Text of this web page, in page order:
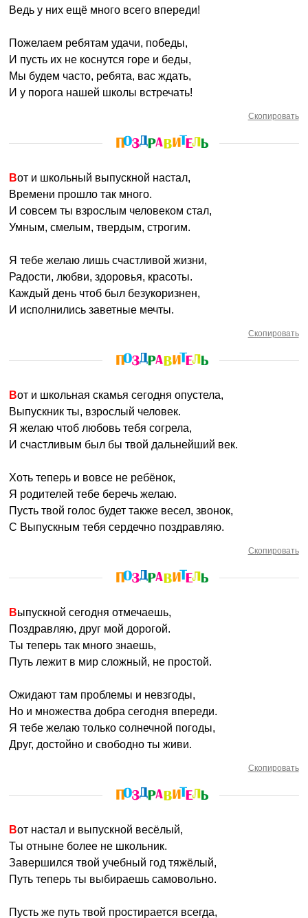
Ведь у них ещё много всего впереди!
Пожелаем ребятам удачи, победы,
И пусть их не коснутся горе и беды,
Мы будем часто, ребята, вас ждать,
И у порога нашей школы встречать!
Скопировать
Вот и школьный выпускной настал,
Времени прошло так много.
И совсем ты взрослым человеком стал,
Умным, смелым, твердым, строгим.
Я тебе желаю лишь счастливой жизни,
Радости, любви, здоровья, красоты.
Каждый день чтоб был безукоризнен,
И исполнились заветные мечты.
Скопировать
Вот и школьная скамья сегодня опустела,
Выпускник ты, взрослый человек.
Я желаю чтоб любовь тебя согрела,
И счастливым был бы твой дальнейший век.
Хоть теперь и вовсе не ребёнок,
Я родителей тебе беречь желаю.
Пусть твой голос будет также весел, звонок,
С Выпускным тебя сердечно поздравляю.
Скопировать
Выпускной сегодня отмечаешь,
Поздравляю, друг мой дорогой.
Ты теперь так много знаешь,
Путь лежит в мир сложный, не простой.
Ожидают там проблемы и невзгоды,
Но и множества добра сегодня впереди.
Я тебе желаю только солнечной погоды,
Друг, достойно и свободно ты живи.
Скопировать
Вот настал и выпускной весёлый,
Ты отныне более не школьник.
Завершился твой учебный год тяжёлый,
Путь теперь ты выбираешь самовольно.
Пусть же путь твой простирается всегда,